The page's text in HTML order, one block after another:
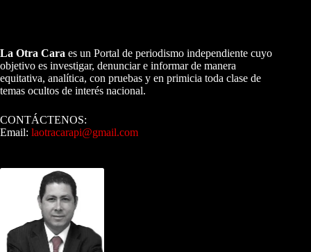
La Otra Cara es un Portal de periodismo independiente cuyo
objetivo es investigar, denunciar e informar de manera
equitativa, analítica, con pruebas y en primicia toda clase de
temas ocultos de interés nacional.
CONTÁCTENOS:
Email: laotracarapi@gmail.com